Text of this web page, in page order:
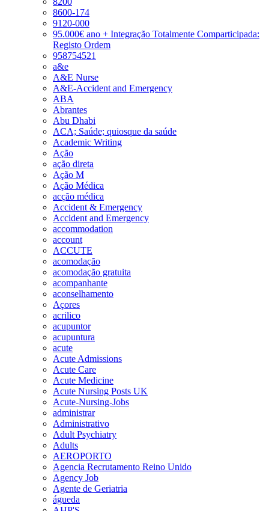
8600-174
9120-000
95.000€ ano + Integração Totalmente Comparticipada:
Registo Ordem
958754521
a&e
A&E Nurse
A&E-Accident and Emergency
ABA
Abrantes
Abu Dhabi
ACA; Saúde; quiosque da saúde
Academic Writing
Ação
ação direta
Ação M
Ação Médica
acção médica
Accident & Emergency
Accident and Emergency
accommodation
account
ACCUTE
acomodação
acomodação gratuita
acompanhante
aconselhamento
Açores
acrilico
acupuntor
acupuntura
acute
Acute Admissions
Acute Care
Acute Medicine
Acute Nursing Posts UK
Acute-Nursing-Jobs
administrar
Administrativo
Adult Psychiatry
Adults
AEROPORTO
Agencia Recrutamento Reino Unido
Agency Job
Agente de Geriatria
águeda